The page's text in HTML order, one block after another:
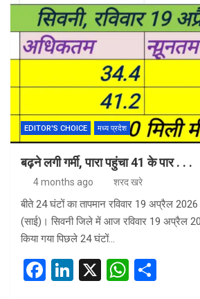
EDITOR'S CHOICE मध्य प्रदेश
बढ़ने लगी गर्मी, पारा पहुंचा 41 के पार . . .
4 months ago शरद खरे
बीते 24 घंटों का तापमान रविवार 19 अप्रैल 2026
(साई)। सिवनी जिले में आज रविवार 19 अप्रैल
किया गया पिछले 24 घंटों…
F
Li
X
W